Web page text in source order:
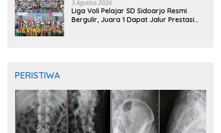
3 Agustus 2026
Liga Voli Pelajar SD Sidoarjo Resmi
Bergulir, Juara 1 Dapat Jalur Prestasi
PERISTIWA